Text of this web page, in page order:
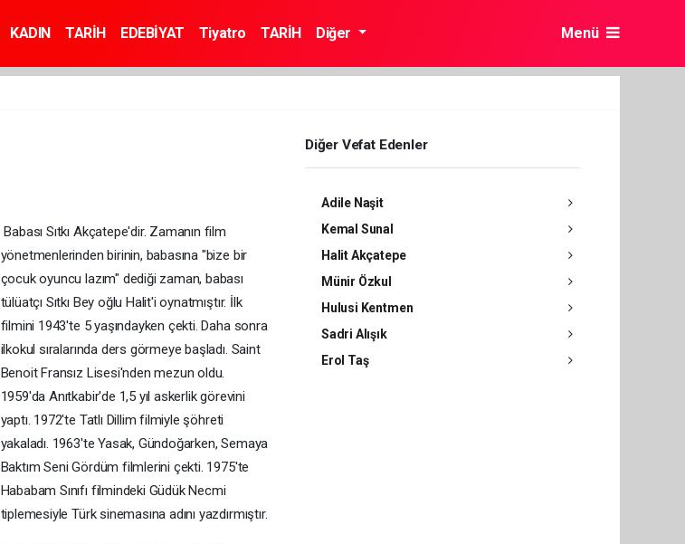
KADIN TARİH EDEBİYAT Tiyatro TARİH Diğer Menü
Babası Sıtkı Akçatepe'dir. Zamanın film
yönetmenlerinden birinin, babasına "bize bir
çocuk oyuncu lazım" dediği zaman, babası
tülüatçı Sıtkı Bey oğlu Halit'i oynatmıştır. İlk
filmini 1943'te 5 yaşındayken çekti. Daha sonra
ilkokul sıralarında ders görmeye başladı. Saint
Benoit Fransız Lisesi'nden mezun oldu.
1959'da Anıtkabir'de 1,5 yıl askerlik görevini
yaptı. 1972'te Tatlı Dillim filmiyle şöhreti
yakaladı. 1963'te Yasak, Gündoğarken, Semaya
Baktım Seni Gördüm filmlerini çekti. 1975'te
Hababam Sınıfı filmindeki Güdük Necmi
tiplemesiyle Türk sinemasına adını yazdırmıştır.
Diğer Vefat Edenler
Adile Naşit
Kemal Sunal
Halit Akçatepe
Münir Özkul
Hulusi Kentmen
Sadri Alışık
Erol Taş